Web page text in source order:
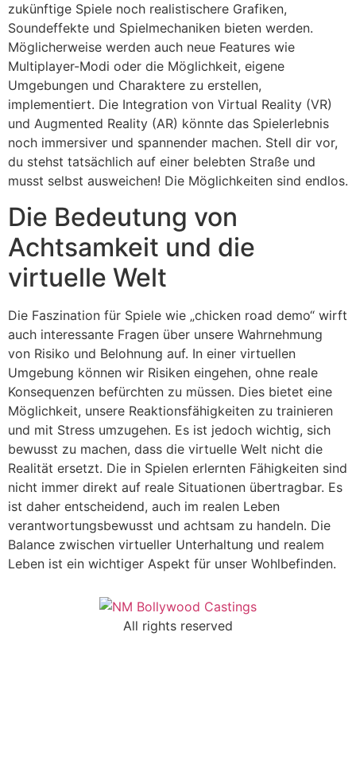
zukünftige Spiele noch realistischere Grafiken,
Soundeffekte und Spielmechaniken bieten werden.
Möglicherweise werden auch neue Features wie
Multiplayer-Modi oder die Möglichkeit, eigene
Umgebungen und Charaktere zu erstellen,
implementiert. Die Integration von Virtual Reality (VR)
und Augmented Reality (AR) könnte das Spielerlebnis
noch immersiver und spannender machen. Stell dir vor,
du stehst tatsächlich auf einer belebten Straße und
musst selbst ausweichen! Die Möglichkeiten sind endlos.
Die Bedeutung von
Achtsamkeit und die
virtuelle Welt
Die Faszination für Spiele wie „chicken road demo“ wirft
auch interessante Fragen über unsere Wahrnehmung
von Risiko und Belohnung auf. In einer virtuellen
Umgebung können wir Risiken eingehen, ohne reale
Konsequenzen befürchten zu müssen. Dies bietet eine
Möglichkeit, unsere Reaktionsfähigkeiten zu trainieren
und mit Stress umzugehen. Es ist jedoch wichtig, sich
bewusst zu machen, dass die virtuelle Welt nicht die
Realität ersetzt. Die in Spielen erlernten Fähigkeiten sind
nicht immer direkt auf reale Situationen übertragbar. Es
ist daher entscheidend, auch im realen Leben
verantwortungsbewusst und achtsam zu handeln. Die
Balance zwischen virtueller Unterhaltung und realem
Leben ist ein wichtiger Aspekt für unser Wohlbefinden.
All rights reserved